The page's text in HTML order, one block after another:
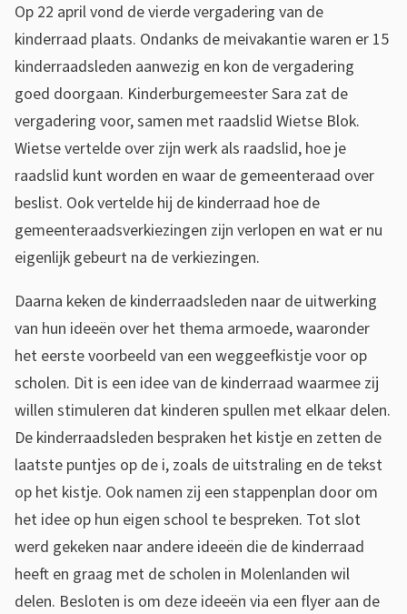
Op 22 april vond de vierde vergadering van de
kinderraad plaats. Ondanks de meivakantie waren er 15
kinderraadsleden aanwezig en kon de vergadering
goed doorgaan. Kinderburgemeester Sara zat de
vergadering voor, samen met raadslid Wietse Blok.
Wietse vertelde over zijn werk als raadslid, hoe je
raadslid kunt worden en waar de gemeenteraad over
beslist. Ook vertelde hij de kinderraad hoe de
gemeenteraadsverkiezingen zijn verlopen en wat er nu
eigenlijk gebeurt na de verkiezingen.
Daarna keken de kinderraadsleden naar de uitwerking
van hun ideeën over het thema armoede, waaronder
het eerste voorbeeld van een weggeefkistje voor op
scholen. Dit is een idee van de kinderraad waarmee zij
willen stimuleren dat kinderen spullen met elkaar delen.
De kinderraadsleden bespraken het kistje en zetten de
laatste puntjes op de i, zoals de uitstraling en de tekst
op het kistje. Ook namen zij een stappenplan door om
het idee op hun eigen school te bespreken. Tot slot
werd gekeken naar andere ideeën die de kinderraad
heeft en graag met de scholen in Molenlanden wil
delen. Besloten is om deze ideeën via een flyer aan de